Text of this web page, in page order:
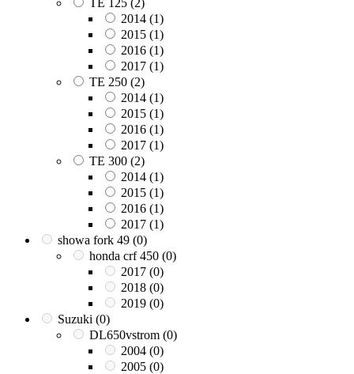
2014 (1)
2015 (1)
2016 (1)
2017 (1)
TE 250 (2)
2014 (1)
2015 (1)
2016 (1)
2017 (1)
TE 300 (2)
2014 (1)
2015 (1)
2016 (1)
2017 (1)
showa fork 49 (0)
honda crf 450 (0)
2017 (0)
2018 (0)
2019 (0)
Suzuki (0)
DL650vstrom (0)
2004 (0)
2005 (0)